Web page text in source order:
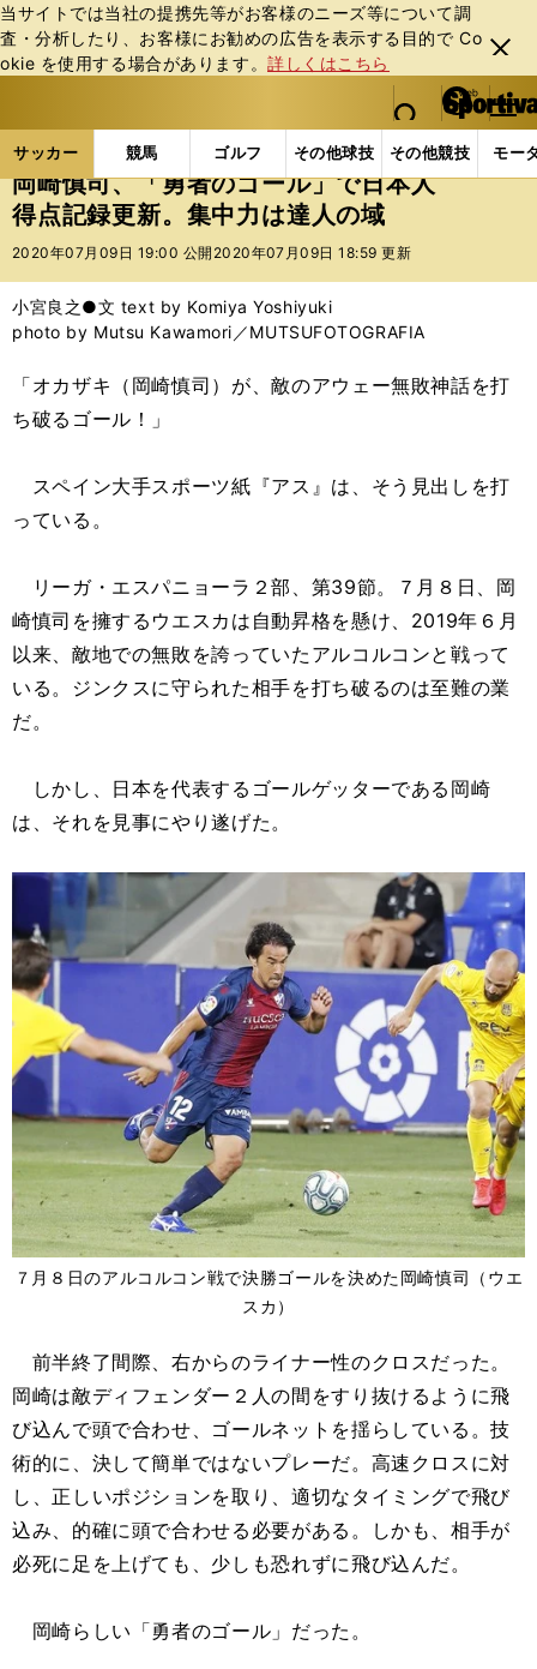
当サイトでは当社の提携先等がお客様のニーズ等について調
査・分析したり、お客様にお勧めの広告を表⽰する⽬的で Co
okie を使⽤する場合があります。詳しくはこちら
閉じ
る
web Sportiva (webスポルティーバ)
検索
マイペ
ー
ジ
メニュ
サッカー 競馬 ゴルフ その他球技 その他競技 モー
ス
ポ
ル
バ
サッカーの記事一覧 海外サッカー 海外サッカー
岡崎慎司、「勇者のゴール」で日本人
得点記録更新。集中力は達人の域
2020年07月09日 19:00 公開 2020年07月09日 18:59 更新
小宮良之●文 text by Komiya Yoshiyuki
photo by Mutsu Kawamori／MUTSUFOTOGRAFIA
「オカザキ（岡崎慎司）が、敵のアウェー無敗神話を打
ち破るゴール！」
スペイン大手スポーツ紙『アス』は、そう見出しを打
っている。
リーガ・エスパニョーラ２部、第39節。７月８日、岡
崎慎司を擁するウエスカは自動昇格を懸け、2019年６月
以来、敵地での無敗を誇っていたアルコルコンと戦って
いる。ジンクスに守られた相手を打ち破るのは至難の業
だ。
しかし、日本を代表するゴールゲッターである岡崎
は、それを見事にやり遂げた。
７月８日のアルコルコン戦で決勝ゴールを決めた岡崎慎司（ウエ
スカ）
前半終了間際、右からのライナー性のクロスだった。
岡崎は敵ディフェンダー２人の間をすり抜けるように飛
び込んで頭で合わせ、ゴールネットを揺らしている。技
術的に、決して簡単ではないプレーだ。高速クロスに対
し、正しいポジションを取り、適切なタイミングで飛び
込み、的確に頭で合わせる必要がある。しかも、相手が
必死に足を上げても、少しも恐れずに飛び込んだ。
岡崎らしい「勇者のゴール」だった。